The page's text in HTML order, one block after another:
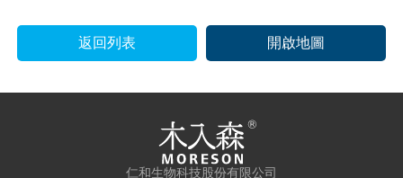
返回列表 開啟地圖
仁和生物科技股份有限公司